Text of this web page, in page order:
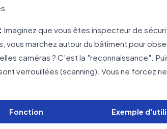
Imaginez que vous êtes inspecteur de
vous marchez autour du bâtiment pour
caméras ? C'est la "reconnaissance".
verrouillées (scanning). Vous ne forcez
Fonction Exemple